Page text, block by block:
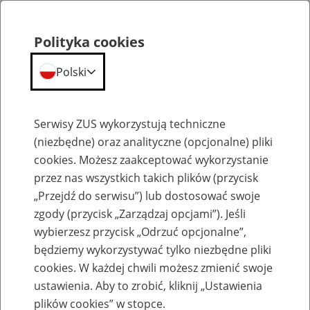
Emerytury
Baza zlikwidowanych lub
przekształconych zakładów pracy
Polityka cookies
Polski
Serwisy ZUS wykorzystują techniczne
(niezbędne) oraz analityczne (opcjonalne) pliki
cookies. Możesz zaakceptować wykorzystanie
przez nas wszystkich takich plików (przycisk
„Przejdź do serwisu”) lub dostosować swoje
zgody (przycisk „Zarządzaj opcjami”). Jeśli
wybierzesz przycisk „Odrzuć opcjonalne”,
będziemy wykorzystywać tylko niezbędne pliki
cookies. W każdej chwili możesz zmienić swoje
ustawienia. Aby to zrobić, kliknij „Ustawienia
plików cookies” w stopce.